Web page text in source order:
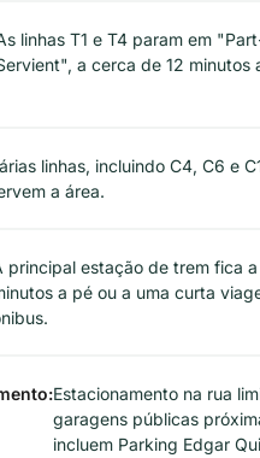
linhas T1 e T4 param em
a cerca de 12 minutos
linhas, incluindo C4, C6 e
a área.
principal estação de trem fica a
a pé ou a uma curta
Estacionamento na rua
garagens públicas
incluem Parking Edgar